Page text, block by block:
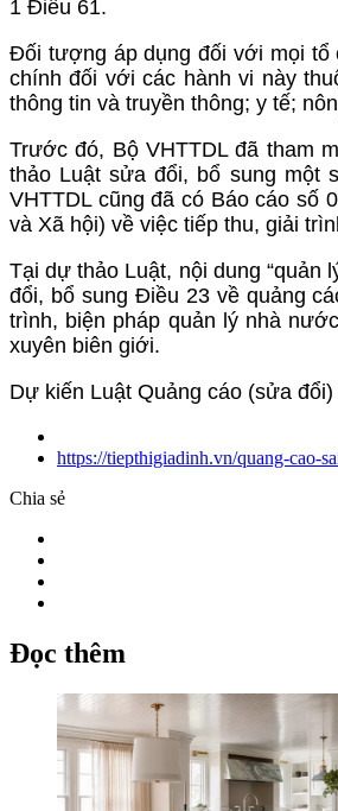
1 Điều 61.
Đối tượng áp dụng đối với mọi tổ
chính đối với các hành vi này
thông tin và truyền thông; y tế;
Trước đó, Bộ VHTTDL đã tham
thảo Luật sửa đổi, bổ sung một
VHTTDL cũng đã có Báo cáo số
và Xã hội) về việc tiếp thu, giải
Tại dự thảo Luật, nội dung “quản
đổi, bổ sung Điều 23 về quảng
trình, biện pháp quản lý nhà
xuyên biên giới.
Dự kiến Luật Quảng cáo (sửa
https://tiepthigiadinh.vn/quang-cao-
Chia sẻ
Đọc thêm